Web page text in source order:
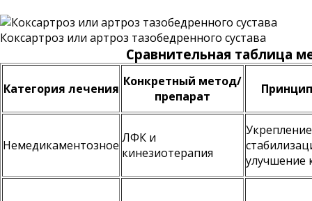
Коксартроз или артроз тазобедренного сустава
Сравнительная таблица
Категория лечения Конкретный метод/
препарат
Немедикаментозное ЛФК и
кинезиотерапия
улучшение